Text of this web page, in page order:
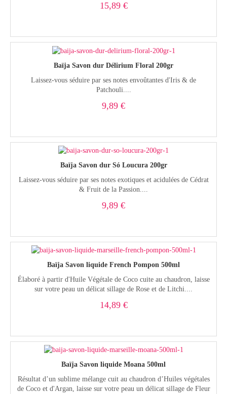
15,89 €
Baïja Savon dur Délirium Floral 200gr
Laissez-vous séduire par ses notes envoûtantes d'Iris & de
Patchouli....
9,89 €
Baïja Savon dur Só Loucura 200gr
Laissez-vous séduire par ses notes exotiques et acidulées de Cédrat
& Fruit de la Passion....
9,89 €
Baïja Savon liquide French Pompon 500ml
Élaboré à partir d'Huile Végétale de Coco cuite au chaudron, laisse
sur votre peau un délicat sillage de Rose et de Litchi....
14,89 €
Baïja Savon liquide Moana 500ml
Résultat d’un sublime mélange cuit au chaudron d’Huiles végétales
de Coco et d'Argan, laisse sur votre peau un délicat sillage de Fleur